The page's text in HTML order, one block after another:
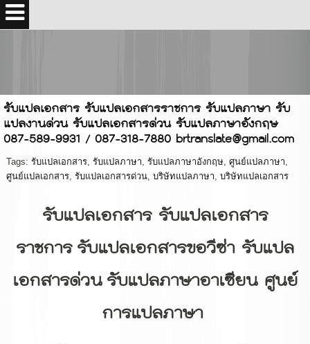
รับแปลเอกสาร รับแปลเอกสารราชการ รับแปลภาษา รับ
แปลงานด่วน รับแปลเอกสารด่วน รับแปลภาษาอังกฤษ
087-589-9931 / 087-318-7880 brtranslate@gmail.com
Tags: รับแปลเอกสาร, รับแปลภาษา, รับแปลภาษาอังกฤษ, ศูนย์แปลภาษา,
ศูนย์แปลเอกสาร, รับแปลเอกสารด่วน, บริษัทแปลภาษา, บริษัทแปลเอกสาร
รับแปลเอกสาร รับแปลเอกสาร
ราชการ รับแปลเอกสารขอวีซ่า รับแปล
เอกสารด่วน รับแปลภาษาอาเซียน ศูนย์
การแปลภาษา